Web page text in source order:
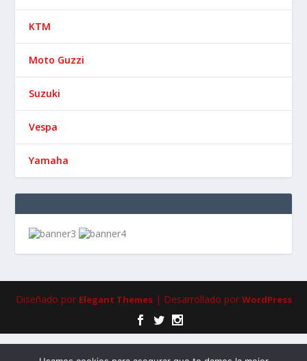
KTM
Moto Guzzi
Suzuki
Vespa
Yamaha
Diseñado por Elegant Themes| Desarrollado por WordPress